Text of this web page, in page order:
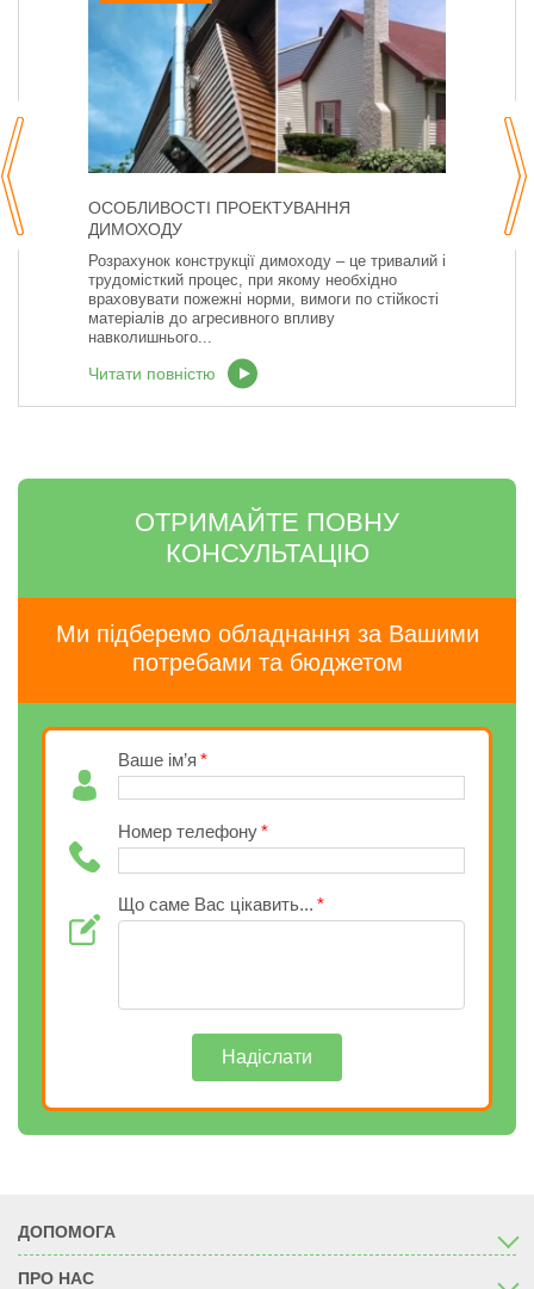
ОСОБЛИВОСТІ ПРОЕКТУВАННЯ
ДИМОХОДУ
Розрахунок конструкції димоходу – це тривалий і
трудомісткий процес, при якому необхідно
враховувати пожежні норми, вимоги по стійкості
матеріалів до агресивного впливу
навколишнього...
Читати повністю
ОТРИМАЙТЕ ПОВНУ
КОНСУЛЬТАЦІЮ
Ми підберемо обладнання за Вашими
потребами та бюджетом
Ваше ім’я
Номер телефону
Що саме Вас цікавить...
Надіслати
ДОПОМОГА
ПРО НАС